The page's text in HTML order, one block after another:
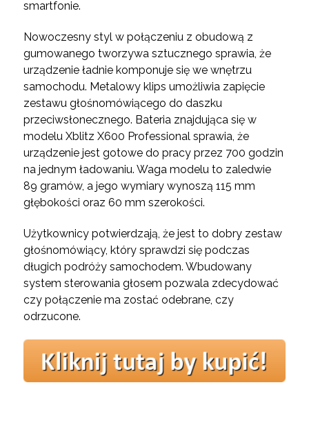
smartfonie.
Nowoczesny styl w połączeniu z obudową z
gumowanego tworzywa sztucznego sprawia, że
urządzenie ładnie komponuje się we wnętrzu
samochodu. Metalowy klips umożliwia zapięcie
zestawu głośnomówiącego do daszku
przeciwsłonecznego. Bateria znajdująca się w
modelu Xblitz X600 Professional sprawia, że
urządzenie jest gotowe do pracy przez 700 godzin
na jednym ładowaniu. Waga modelu to zaledwie
89 gramów, a jego wymiary wynoszą 115 mm
głębokości oraz 60 mm szerokości.
Użytkownicy potwierdzają, że jest to dobry zestaw
głośnomówiący, który sprawdzi się podczas
długich podróży samochodem. Wbudowany
system sterowania głosem pozwala zdecydować
czy połączenie ma zostać odebrane, czy
odrzucone.